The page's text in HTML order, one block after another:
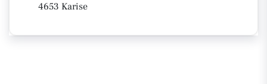
4653 Karise